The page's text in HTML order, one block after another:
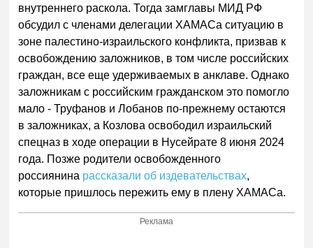
внутреннего раскола. Тогда замглавы МИД РФ
обсудил с членами делегации ХАМАСа ситуацию в
зоне палестино-израильского конфликта, призвав к
освобождению заложников, в том числе российских
граждан, все еще удерживаемых в анклаве. Однако
заложникам с российским гражданском это помогло
мало - Труфанов и Лобанов по-прежнему остаются
в заложниках, а Козлова освободил израильский
спецназ в ходе операции в Нусейрате 8 июня 2024
года. Позже родители освобожденного
россиянина рассказали об издевательствах,
которые пришлось пережить ему в плену ХАМАСа.
Реклама